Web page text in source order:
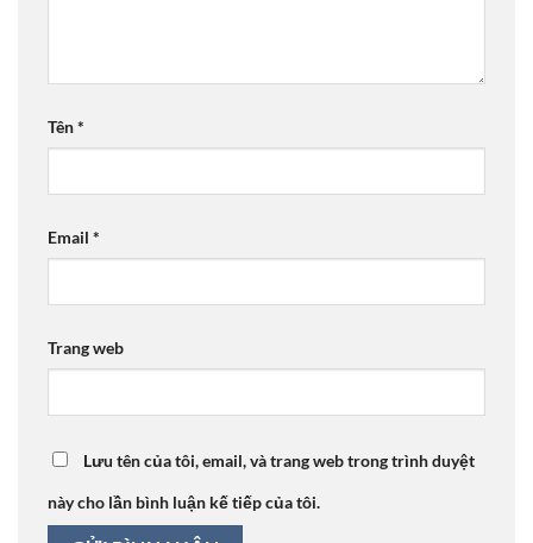
Tên*
Email *
Trang web
Lưu tên của tôi, email, và trang web trong trình duyệt
này cho lần bình luận kế tiếp của tôi.